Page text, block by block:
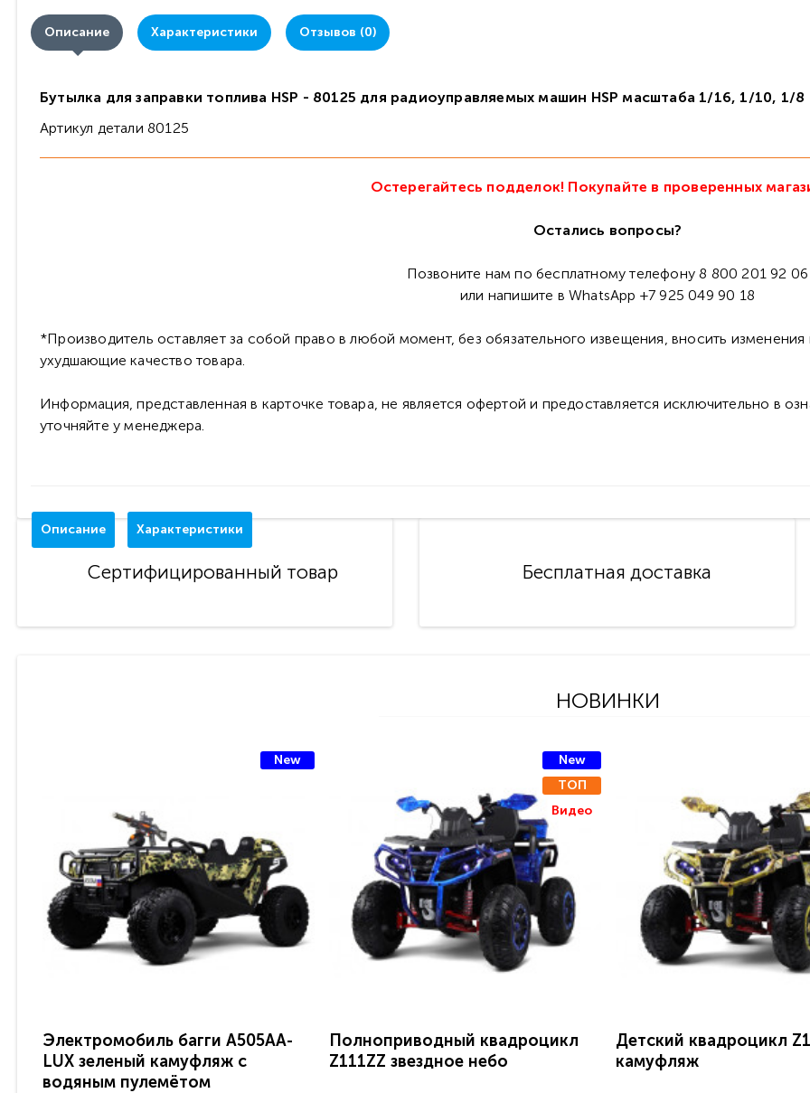
Описание Характеристики Отзывов (0)
Бутылка для заправки топлива HSP - 80125 для радиоуправляемых машин HSP масштаба 1/16, 1/10, 1/8
Артикул детали 80125
Остерегайтесь подделок! Покупайте в проверенных
Остались вопросы?
Позвоните нам по бесплатному телефону 8 800 201 92 06
или напишите в WhatsApp +7 925 049 90 18
*Производитель оставляет за собой право в любой момент, без обязательного извещения, вносить
ухудшающие качество товара.
Информация, представленная в карточке товара, не является офертой и предоставляется исключительно в
уточняйте у менеджера.
Описание Характеристики
Сертифицированный товар Бесплатная доставка
НОВИНКИ
New
Электромобиль багги A505AA-
LUX зеленый камуфляж с
водяным пулемётом
New
ТОП
Видео
Полноприводный квадроцикл
Z111ZZ звездное небо
Детский квадроцикл
камуфляж